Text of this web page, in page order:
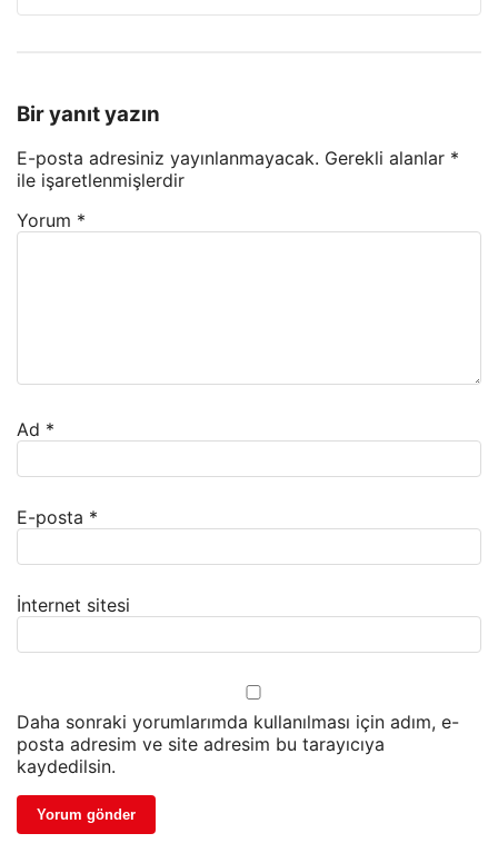
Bir yanıt yazın
E-posta adresiniz yayınlanmayacak. Gerekli alanlar *
ile işaretlenmişlerdir
Yorum *
Ad *
E-posta *
İnternet sitesi
Daha sonraki yorumlarımda kullanılması için adım, e-
posta adresim ve site adresim bu tarayıcıya
kaydedilsin.